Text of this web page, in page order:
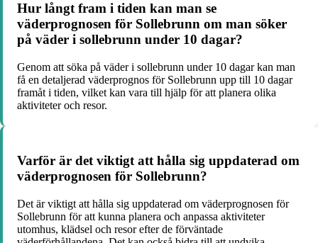
Hur långt fram i tiden kan man se
väderprognosen för Sollebrunn om man söker
på väder i sollebrunn under 10 dagar?
Genom att söka på väder i sollebrunn under 10 dagar kan man
få en detaljerad väderprognos för Sollebrunn upp till 10 dagar
framåt i tiden, vilket kan vara till hjälp för att planera olika
aktiviteter och resor.
Varför är det viktigt att hålla sig uppdaterad om
väderprognosen för Sollebrunn?
Det är viktigt att hålla sig uppdaterad om väderprognosen för
Sollebrunn för att kunna planera och anpassa aktiviteter
utomhus, klädsel och resor efter de förväntade